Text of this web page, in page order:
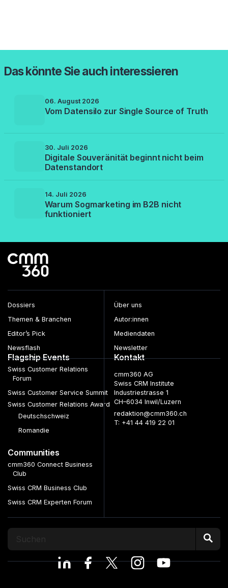
Das könnte Sie auch interessieren
06. August 2026
Vom Datensilo zur Single Source of Truth
30. Juli 2026
Digitale Souveränität beginnt nicht beim
Datenstandort
14. Juli 2026
Warum Sogmarketing im B2B nicht
funktioniert
Dossiers
Themen & Branchen
Editor’s Pick
Newsflash
Über uns
Autor:innen
Mediendaten
Newsletter
Flagship Events
Swiss Customer Relations
Forum
Swiss Customer Service Summit
Swiss Customer Relations Award
Deutschschweiz
Romandie
Communities
cmm360 Connect Business
Club
Swiss CRM Business Club
Swiss CRM Experten Forum
Kontakt
cmm360 AG
Swiss CRM Institute
Industriestrasse 1
CH–6034 Inwil/Luzern
redaktion@cmm360.ch
T: +41 44 419 22 01